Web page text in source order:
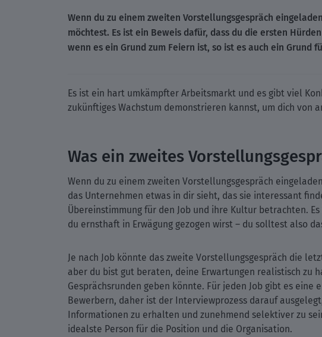
Wenn du zu einem zweiten Vorstellungsgespräch
möchtest. Es ist ein Beweis dafür, dass du die ersten
wenn es ein Grund zum Feiern ist, so ist es auch ein Grund
Es ist ein hart umkämpfter Arbeitsmarkt und es gibt viel
zukünftiges Wachstum demonstrieren kannst, um dich von
Was ein zweites
Wenn du zu einem zweiten Vorstellungsgespräch
das Unternehmen etwas in dir sieht, das sie interessant
Übereinstimmung für den Job und ihre Kultur betrachten.
du ernsthaft in Erwägung gezogen wirst – du solltest also
Je nach Job könnte das zweite Vorstellungsgespräch die
aber du bist gut beraten, deine Erwartungen realistisch zu
Gesprächsrunden geben könnte. Für jeden Job gibt es eine
Bewerbern, daher ist der Interviewprozess darauf
Informationen zu erhalten und zunehmend selektiver zu
idealste Person für die Position und die Organisation.